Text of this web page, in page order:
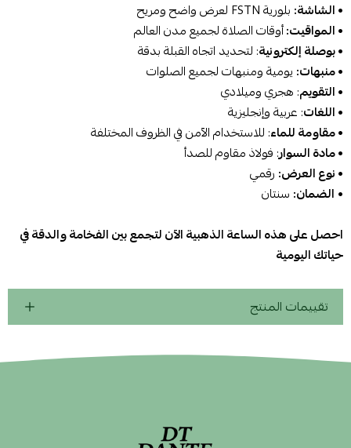
• الشاشة: بلورية FSTN لعرض واضح ومريح
• المواقيت:أوقات الصلاة لجميع مدن العالم
• بوصلة إلكترونية: لتحديد اتجاه القبلة بدقة
•منبهات: يومية ومنبهات لجميع الصلوات
• التقويم: هجري وميلادي
• اللغات: عربية وإنجليزية
• مقاومة للماء: للاستخدام الآمن في الظروف المختلفة
•مادة السوار: فولاذ مقاوم للصدأ
• نوع العرض: رقمي
• الضمان: سنتان
احصل على هذه الساعة الذهبية الآن لتجمع بين الفخامة والدقة في
حياتك اليومية
تقييمات المنتج